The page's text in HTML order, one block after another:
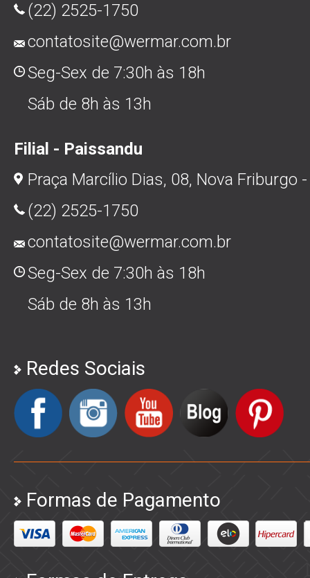
(22) 2525-1750
contatosite@wermar.com.br
Seg-Sex de 7:30h às 18h
Sáb de 8h às 13h
Filial - Paissandu
Praça Marcílio Dias, 08, Nova Friburgo
(22) 2525-1750
contatosite@wermar.com.br
Seg-Sex de 7:30h às 18h
Sáb de 8h às 13h
Redes Sociais
Formas de Pagamento